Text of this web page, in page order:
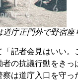
庁正門外で野宿座
記者会見はいい。
の抗議行動をきっ
は道庁入口を守っ